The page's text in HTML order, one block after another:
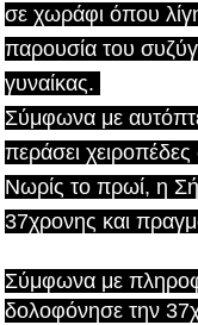
σε χωράφι όπου
παρουσία του
γυναίκας.
Σύμφωνα με
περάσει
Νωρίς το πρωί, η
37χρονης και
Σύμφωνα με
δολοφόνησε την